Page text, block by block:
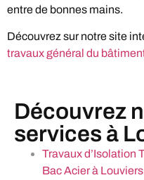
entre de bonnes mains.
Découvrez sur notre site
travaux général du
Découvrez
services à
Travaux d’Isolation
Bac Acier à Louviers